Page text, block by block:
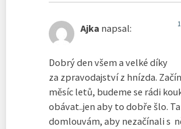
Ajka napsal:
Dobrý den všem a velké díky
za zpravodajství z hnízda.
měsíc letů, budeme se rádi
obávat..jen aby to dobře šlo.
domlouvám, aby nezačínali s